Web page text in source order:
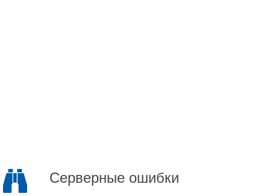
Серверные ошибки